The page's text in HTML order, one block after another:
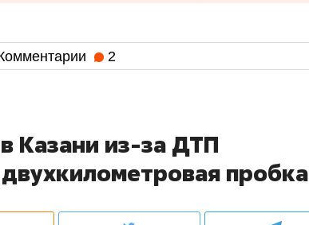
2
Казани из-за ДТП
пробка